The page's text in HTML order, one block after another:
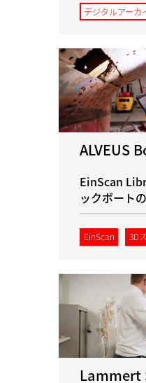
デジタルアーカ
ALVEUS
EinScan
ックボート
EinScan 3D
Lammert